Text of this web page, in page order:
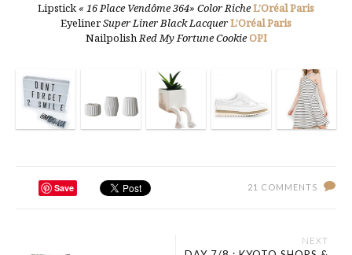
Lipstick« 16 Place Vendôme 364» Color RicheL’Oréal Paris
EyelinerSuper Liner Black LacquerL’Oréal Paris
NailpolishRed My Fortune CookieOPI
Save 21 COMMENTS
NEXT